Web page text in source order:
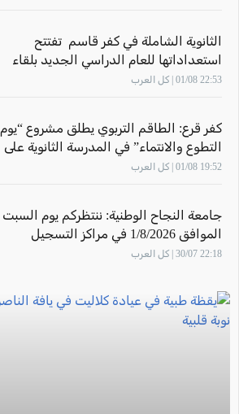
الثانوية الشاملة في كفر قاسم تفتتح
استعداداتها للعام الدراسي الجديد بلقاء
طلاب الصف العاشر وأولياء أمورهم
22:53 01/08 | كل العرب
كفر قرع: الطاقم التربوي يطلق مشروع “يوم
التطوع والانتماء” في المدرسة الثانوية على
اسم أحمد عبد الله يحيى
19:52 01/08 | كل العرب
جامعة النجاح الوطنية: ننتظركم يوم السبت
الموافق 1/8/2026 في مراكز التسجيل
والارشاد
22:18 30/07 | كل العرب